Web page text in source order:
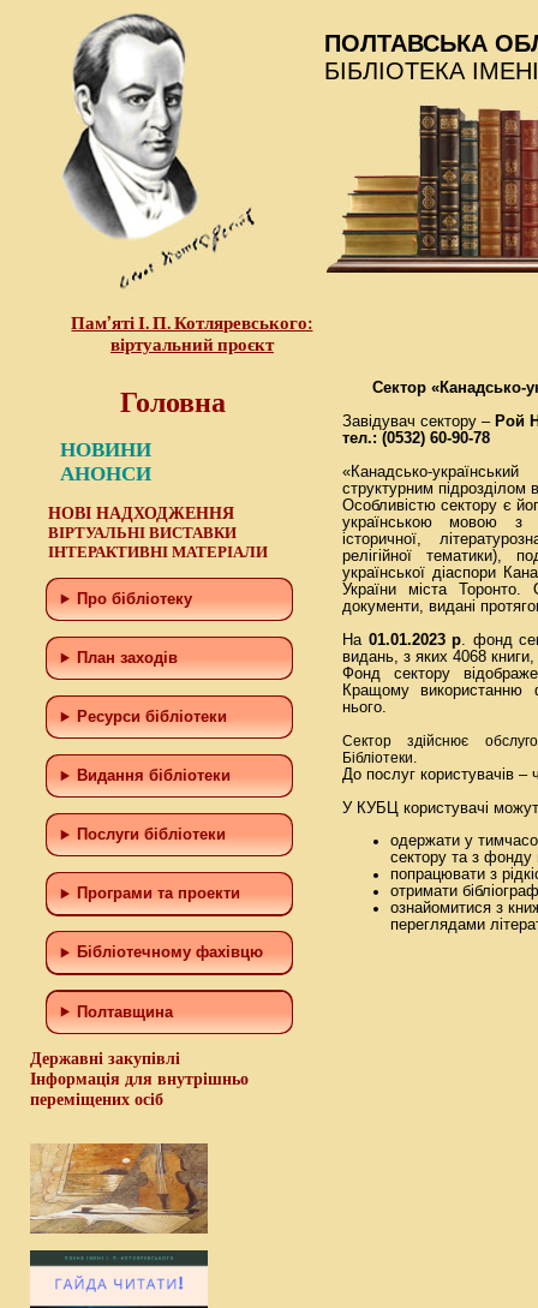
Пам’яті І. П. Котляревського:
віртуальний проєкт
ПОЛТАВСЬКА
БІБЛІОТЕКА
Головна
НОВИНИ
АНОНСИ
НОВІ НАДХОДЖЕННЯ
ВІРТУАЛЬНІ ВИСТАВКИ
ІНТЕРАКТИВНІ МАТЕРІАЛИ
Про бібліотеку
План заходів
Ресурси бібліотеки
Видання бібліотеки
Послуги бібліотеки
Програми та проекти
Бiблiотечному фахiвцю
Полтавщина
Державні закупівлі
Інформація для внутрішньо
переміщених осіб
Сектор «Канадсько-
Завідувач сектору – Рой
тел.: (0532) 60-90-78
«Канадсько-
структурним підрозділом
Особливістю сектору є
українською мовою з
історичної,
релігійної тематики),
української діаспори
України міста
документи, видані
На 01.01.2023 р. фонд
видань, з яких 4068
Фонд сектору
Кращому використанню
нього.
Сектор здійснює
Бібліотеки.
До послуг користувачів –
У КУБЦ користувачі
одержати у
сектору та з фонду
попрацювати з
отримати
ознайомитися з
переглядами